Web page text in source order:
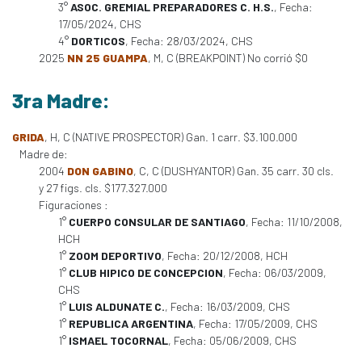
3°ASOC. GREMIAL PREPARADORES C. H.S., Fecha:
17/05/2024, CHS
4° DORTICOS, Fecha: 28/03/2024, CHS
2025 NN 25 GUAMPA, M, C (BREAKPOINT) No corrió $0
3ra Madre:
GRIDA, H, C (NATIVE PROSPECTOR) Gan. 1 carr. $3.100.000
Madre de:
2004 DON GABINO, C, C (DUSHYANTOR) Gan. 35 carr. 30 cls.
y 27 figs. cls. $177.327.000
Figuraciones :
1° CUERPO CONSULAR DE SANTIAGO, Fecha: 11/10/2008,
HCH
1° ZOOM DEPORTIVO, Fecha: 20/12/2008, HCH
1° CLUB HIPICO DE CONCEPCION, Fecha: 06/03/2009,
CHS
1° LUIS ALDUNATE C., Fecha: 16/03/2009, CHS
1° REPUBLICA ARGENTINA, Fecha: 17/05/2009, CHS
1° ISMAEL TOCORNAL, Fecha: 05/06/2009, CHS